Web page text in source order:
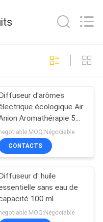
53
parfum
51
Diffuseur d'arômes
écologique Air
Aromathérapie 5L
de parfum
MOQ:Négociable
CONTACTS
d' huile
sans eau de
100 ml
MOQ:Négociable